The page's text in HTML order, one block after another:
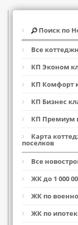
Поиск по
Все
КП Эконом
КП Комфорт
КП Бизнес
КП Премиум
Карта
поселков
Все
ЖК до 1 000
ЖК по
ЖК по